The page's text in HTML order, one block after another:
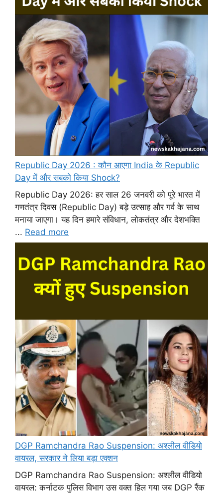
Republic Day 2026 : कौन आएगा India के Republic
Day में और सबको किया Shock?
Republic Day 2026: हर साल 26 जनवरी को पूरे भारत में
गणतंत्र दिवस (Republic Day) बड़े उत्साह और गर्व के साथ
मनाया जाएगा। यह दिन हमारे संविधान, लोकतंत्र और देशभक्ति
... Read more
DGP Ramchandra Rao Suspension: अश्लील वीडियो
वायरल, सरकार ने लिया बड़ा एक्शन
DGP Ramchandra Rao Suspension: अश्लील वीडियो
वायरल: कर्नाटक पुलिस विभाग उस वक्त हिल गया जब DGP रैंक